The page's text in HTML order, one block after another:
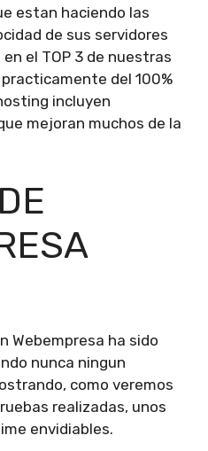
estan haciendo las
de sus servidores
el TOP 3 de nuestras
del 100%
incluyen
mejoran muchos de la
Webempresa ha sido
nunca ningun
como veremos
realizadas, unos
envidiables.